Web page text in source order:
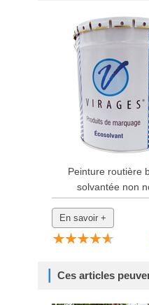
Peinture routière
solvantée non
En savoir +
Ces articles